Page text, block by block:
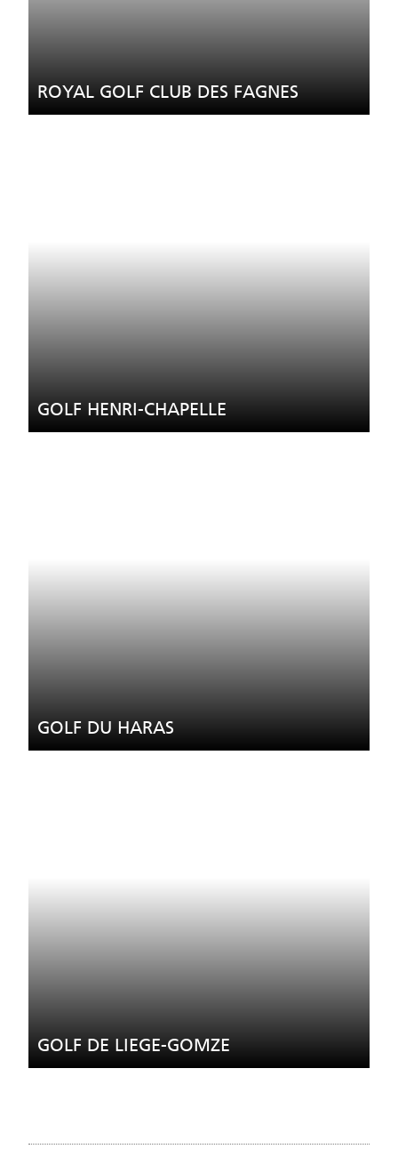
ROYAL GOLF CLUB DES FAGNES
GOLF HENRI-CHAPELLE
GOLF DU HARAS
GOLF DE LIEGE-GOMZE